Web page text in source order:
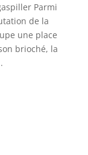
Parmi
de la
une place
brioché, la